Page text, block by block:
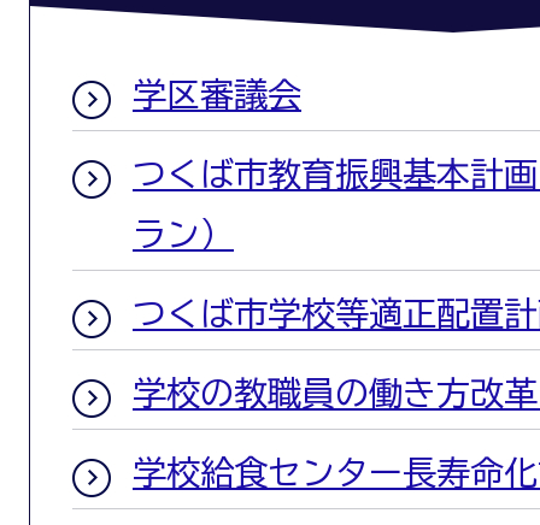
学区審議会
つくば市教育振興基本計
ラン）
つくば市学校等適正配置
学校の教職員の働き方改
学校給食センター長寿命